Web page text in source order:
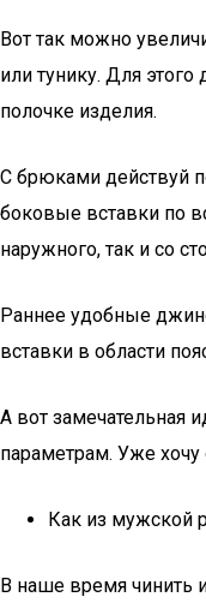
Вот так можно
или тунику. Для
полочке изделия.
С брюками действуй
боковые вставки по
наружного, так и со
Раннее удобные
вставки в области
А вот замечательная
параметрам. Уже хочу
Как из мужской
В наше время чинить